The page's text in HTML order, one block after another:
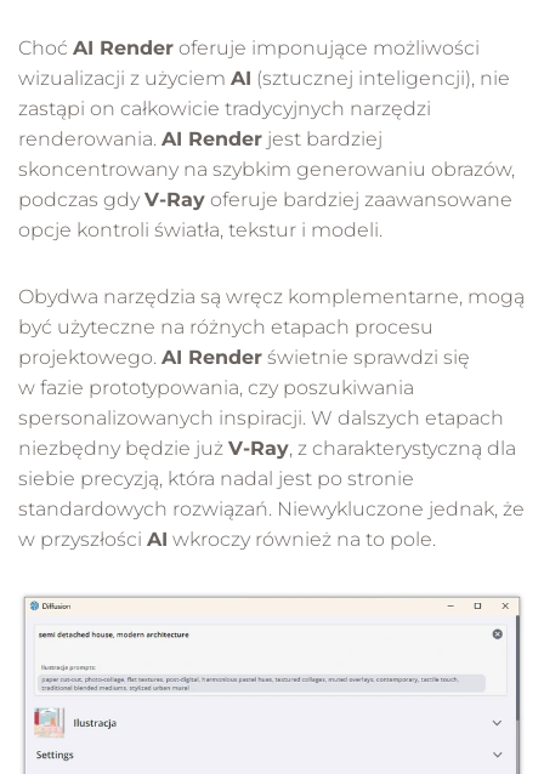
Choć AI Render oferuje imponujące możliwości
wizualizacji z użyciem AI (sztucznej inteligencji), nie
zastąpi on całkowicie tradycyjnych narzędzi
renderowania. AI Render jest bardziej
skoncentrowany na szybkim generowaniu obrazów,
podczas gdy V-Ray oferuje bardziej zaawansowane
opcje kontroli światła, tekstur i modeli.
Obydwa narzędzia są wręcz komplementarne, mogą
być użyteczne na różnych etapach procesu
projektowego. AI Render świetnie sprawdzi się
w fazie prototypowania, czy poszukiwania
spersonalizowanych inspiracji. W dalszych etapach
niezbędny będzie już V-Ray, z charakterystyczną dla
siebie precyzją, która nadal jest po stronie
standardowych rozwiązań. Niewykluczone jednak, że
w przyszłości AI wkroczy również na to pole.